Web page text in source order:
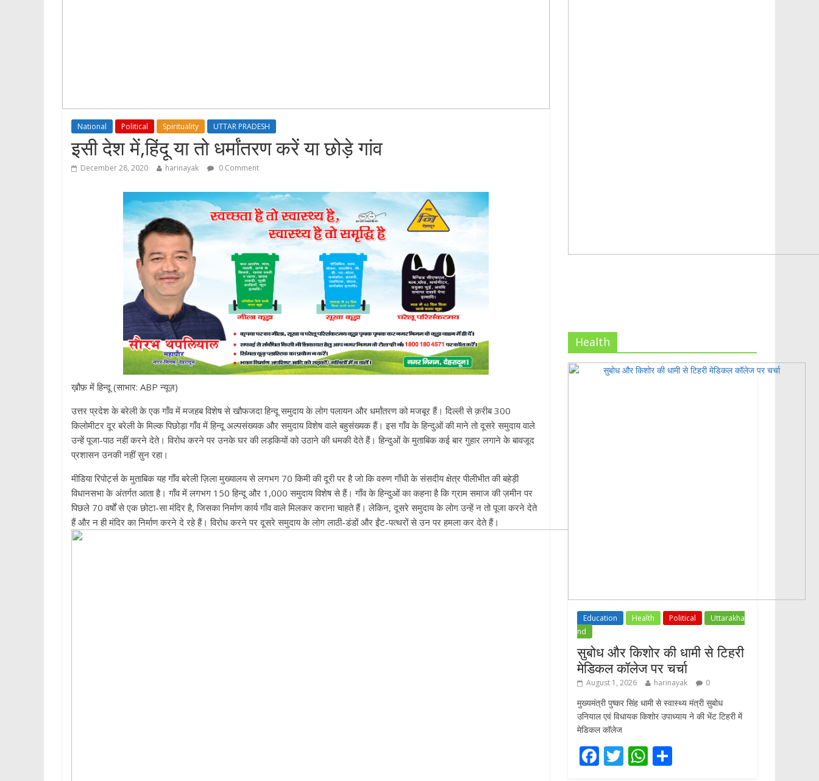
National Political Spirituality UTTAR PRADESH
इसी देश में,हिंदू या तो धर्मांतरण करें या छोड़े गांव
December 28, 2020 harinayak 0 Comment
ख़ौफ़ में हिन्दू (साभार: ABP न्यूज़)
उत्तर प्रदेश के बरेली के एक गॉंव में मजहब विशेष से खौफजदा हिन्दू समुदाय के लोग पलायन और धर्मांतरण को मजबूर हैं। दिल्ली से क़रीब 300
किलोमीटर दूर बरेली के मिल्क पिछोड़ा गाँव में हिन्दू अल्पसंख्यक और समुदाय विशेष वाले बहुसंख्यक हैं। इस गॉंव के हिन्दुओं की माने तो दूसरे समुदाय वाले
उन्हें पूजा-पाठ नहीं करने देते। विरोध करने पर उनके घर की लड़कियों को उठाने की धमकी देते हैं। हिन्दुओं के मुताबिक कई बार गुहार लगाने के बावजूद
प्रशासन उनकी नहीं सुन रहा।
मीडिया रिपोर्ट्स के मुताबिक यह गाँव बरेली ज़िला मुख्यालय से लगभग 70 किमी की दूरी पर है जो कि वरुण गाँधी के संसदीय क्षेत्र पीलीभीत की बहेड़ी
विधानसभा के अंतर्गत आता है। गाँव में लगभग 150 हिन्दू और 1,000 समुदाय विशेष से हैं। गाँव के हिन्दुओं का कहना है कि ग्राम समाज की ज़मीन पर
पिछले 70 वर्षों से एक छोटा-सा मंदिर है, जिसका निर्माण कार्य गाँव वाले मिलकर कराना चाहते हैं। लेकिन, दूसरे समुदाय के लोग उन्हें न तो पूजा करने देते
हैं और न ही मंदिर का निर्माण करने दे रहे हैं। विरोध करने पर दूसरे समुदाय के लोग लाठी-डंडों और ईंट-पत्थरों से उन पर हमला कर देते हैं।
Health
Education Health Political
Uttarakha
nd
सुबोध और किशोर की धामी से टिहरी
मेडिकल कॉलेज पर चर्चा
August 1, 2026 harinayak 0
मुख्यमंत्री पुष्कर सिंह धामी से स्वास्थ्य मंत्री सुबोध
उनियाल एवं विधायक किशोर उपाध्याय ने की भेंट टिहरी में
मेडिकल कॉलेज
F T W